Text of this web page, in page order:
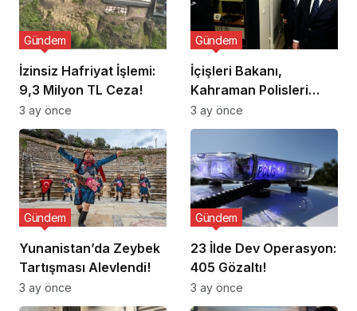
İzinsiz Hafriyat İşlemi:
9,3 Milyon TL Ceza!
Gündem
3 ay önce
İçişleri Bakanı,
Kahraman Polisleri
Ziyaret Etti
Gündem
3 ay önce
Yunanistan’da Zeybek
Tartışması Alevlendi!
Gündem
3 ay önce
23 İlde Dev Operasyon:
405 Gözaltı!
Gündem
3 ay önce